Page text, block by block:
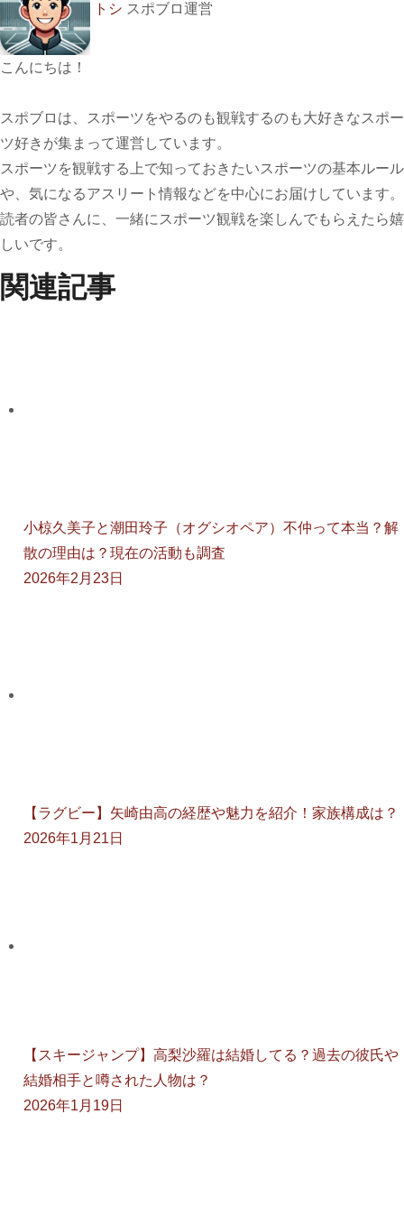
トシ スポブロ運営
こんにちは！
スポブロは、スポーツをやるのも観戦するのも大好きなスポー
ツ好きが集まって運営しています。
スポーツを観戦する上で知っておきたいスポーツの基本ルール
や、気になるアスリート情報などを中心にお届けしています。
読者の皆さんに、一緒にスポーツ観戦を楽しんでもらえたら嬉
しいです。
関連記事
小椋久美子と潮田玲子（オグシオペア）不仲って本当？解
散の理由は？現在の活動も調査
2026年2月23日
【ラグビー】矢崎由高の経歴や魅力を紹介！家族構成は？
2026年1月21日
【スキージャンプ】高梨沙羅は結婚してる？過去の彼氏や
結婚相手と噂された人物は？
2026年1月19日